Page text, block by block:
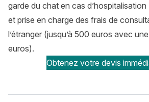
garde du chat en cas d’hospitalisation
et prise en charge des frais de
l’étranger (jusqu’à 500 euros avec
euros).
Obtenez votre devis